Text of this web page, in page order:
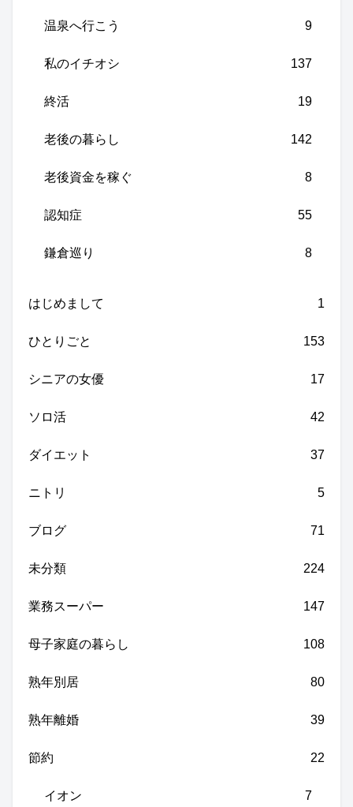
温泉へ行こう 9
私のイチオシ 137
終活 19
老後の暮らし 142
老後資金を稼ぐ 8
認知症 55
鎌倉巡り 8
はじめまして 1
ひとりごと 153
シニアの女優 17
ソロ活 42
ダイエット 37
ニトリ 5
ブログ 71
未分類 224
業務スーパー 147
母子家庭の暮らし 108
熟年別居 80
熟年離婚 39
節約 22
イオン 7